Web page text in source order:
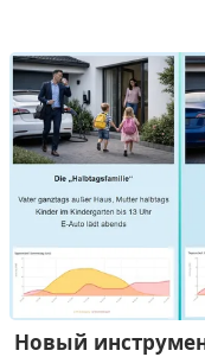
видеонаблюдения
камера Outdoor Cam
мониторинг дворов,
приведены
автономной работы и
Новый